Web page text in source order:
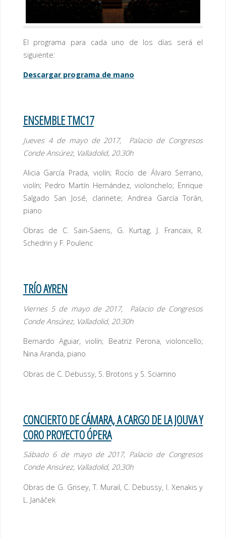
El programa para cada uno de los días será el
siguiente:
Descargar programa de mano
ENSEMBLE TMC17
Jueves 4 de mayo de 2017, Palacio de Congresos
Conde Ansúrez, Valladolid, 20.30h
Alicia García Prada, violín; Rocío de Álvaro Serrano,
violín; Pedro Martín Hernández, violonchelo; Enrique
Salgado San José, clarinete; Andrea García Torán,
piano
Obras de C. Sain-Säens, G. Kurtag, J. Francaix, R.
Schedrin y F. Poulenc
TRÍO AYREN
Viernes 5 de mayo de 2017, Palacio de Congresos
Conde Ansúrez, Valladolid, 20.30h
Bernardo Aguiar, violín; Beatriz Perona, violoncello;
Nina Aranda, piano
Obras de C. Debussy, S. Brotons y S. Sciarrino
CONCIERTO DE CÁMARA, A CARGO DE LA JOUVA Y
CORO PROYECTO ÓPERA
Sábado 6 de mayo de 2017, Palacio de Congresos
Conde Ansúrez, Valladolid, 20.30h
Obras de G. Grisey, T. Murail, C. Debussy, I. Xenakis y
L. Janáček